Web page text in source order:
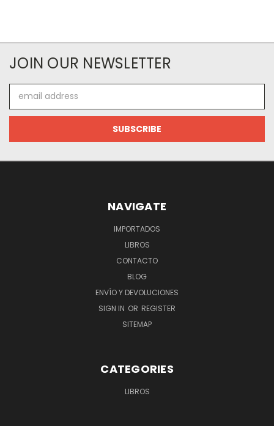
JOIN OUR NEWSLETTER
Address
NAVIGATE
IMPORTADOS
LIBROS
CONTACTO
BLOG
ENVÍO Y DEVOLUCIONES
SIGN IN OR REGISTER
SITEMAP
CATEGORIES
LIBROS